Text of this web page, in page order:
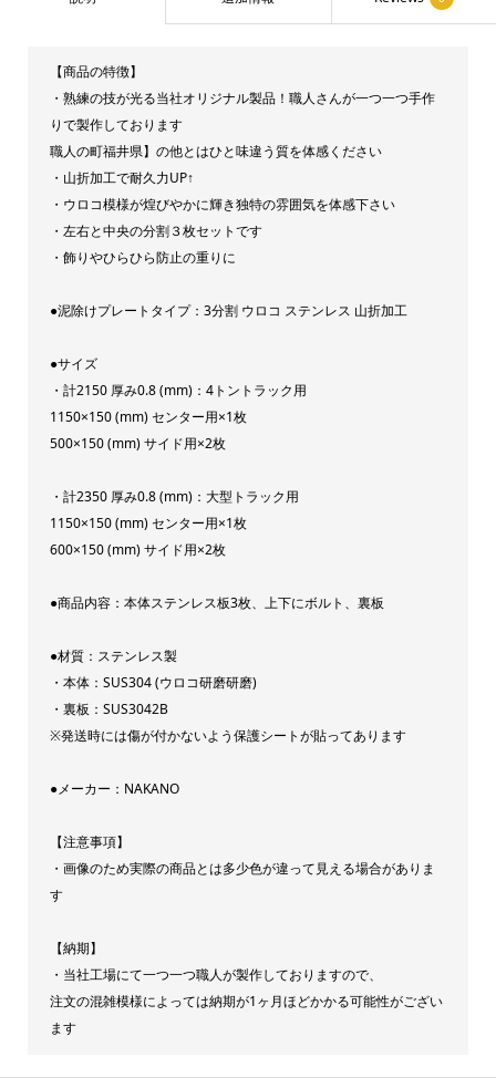
ウ
ロ
コ
ス
テ
ン
レ
ス
ー
ト
セ
ッ
ト
日
製
オ
リ
ジ
ル
イ
計
2350m
【商品の特徴】
・熟練の技が光る当社オリジナル製品！職人さんが一つ一つ手作
りで製作しております
職人の町福井県】の他とはひと味違う質を体感ください
・山折加工で耐久力UP↑
・ウロコ模様が煌びやかに輝き独特の雰囲気を体感下さい
・左右と中央の分割３枚セットです
・飾りやひらひら防止の重りに
●泥除けプレートタイプ：3分割 ウロコ ステンレス 山折加工
●サイズ
・計2150 厚み0.8 (mm)：4トントラック用
1150×150 (mm) センター用×1枚
500×150 (mm) サイド用×2枚
・計2350 厚み0.8 (mm)：大型トラック用
1150×150 (mm) センター用×1枚
600×150 (mm) サイド用×2枚
●商品内容：本体ステンレス板3枚、上下にボルト、裏板
●材質：ステンレス製
・本体：SUS304 (ウロコ研磨研磨)
・裏板：SUS3042B
※発送時には傷が付かないよう保護シートが貼ってあります
●メーカー：NAKANO
【注意事項】
・画像のため実際の商品とは多少色が違って見える場合がありま
す
【納期】
・当社工場にて一つ一つ職人が製作しておりますので、
注文の混雑模様によっては納期が1ヶ月ほどかかる可能性がござい
ます